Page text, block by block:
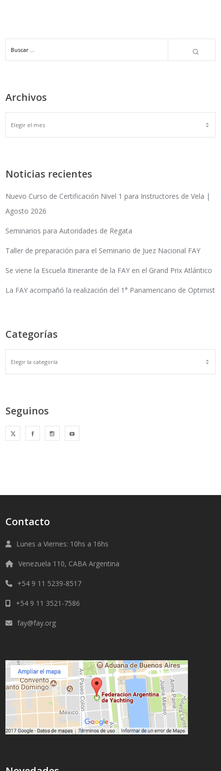
Archivos
ARCHIVOS
Noticias recientes
Nuevo Curso de Certificación Nivel 1 para Instructores de Vela |
Agosto 2026
Seminarios para Autoridades de Regata
Taller de preparación para el Seminario de Juez Nacional FAY
Se viene la Escuela Itinerante de la FAY en el Grand Prix Atlántico
La FAY acompañó la realización del 1° Panamericano de Optimist
Categorías
Seguinos
Contacto
Lunes a Viernes: 10hs a 16hs
Venezuela 110, CABA Argentina
+54 9 11 5239-8517
+54 9 11 3521-7586
fay@fay.org